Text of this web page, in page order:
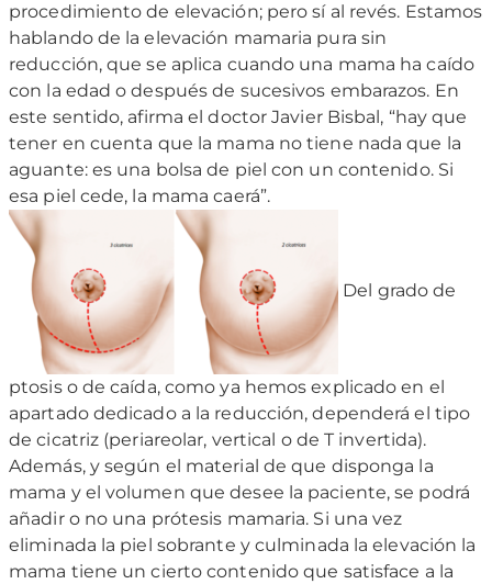
procedimiento de elevación; pero sí al revés. Estamos
hablando de la elevación mamaria pura sin
reducción, que se aplica cuando una mama ha caído
con la edad o después de sucesivos embarazos. En
este sentido, afirma el doctor Javier Bisbal, “hay que
tener en cuenta que la mama no tiene nada que la
aguante: es una bolsa de piel con un contenido. Si
esa piel cede, la mama caerá”.
Del grado de
ptosis o de caída, como ya hemos explicado en el
apartado dedicado a la reducción, dependerá el tipo
de cicatriz (periareolar, vertical o de T invertida).
Además, y según el material de que disponga la
mama y el volumen que desee la paciente, se podrá
añadir o no una prótesis mamaria. Si una vez
eliminada la piel sobrante y culminada la elevación la
mama tiene un cierto contenido que satisface a la